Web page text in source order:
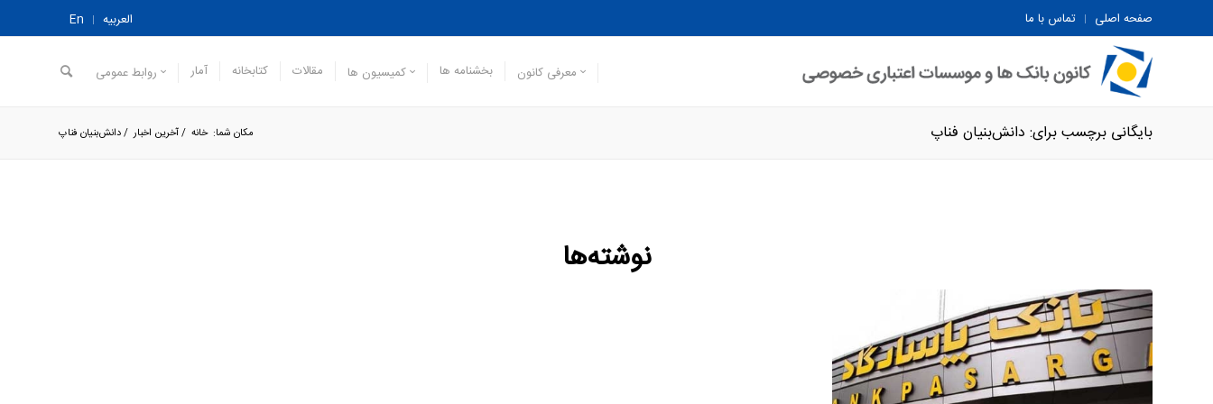
صفحه اصلی تماس با ما العربیه En
معرفی کانون بخشنامه ها کمیسیون ها مقالات کتابخانه آمار روابط عمومی
بایگانی برچسب برای: دانش‌بنیان فناپ مکان شما: خانه /آخرین اخبار /دانش‌بنیان فناپ
نوشته‌ها